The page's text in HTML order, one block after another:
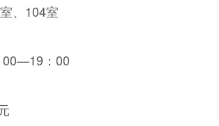
、104室
00—19：00